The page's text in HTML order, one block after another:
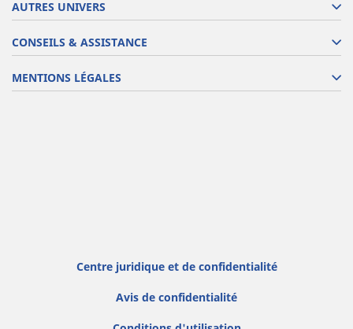
AUTRES UNIVERS
CONSEILS & ASSISTANCE
MENTIONS LÉGALES
Centre juridique et de confidentialité
Avis de confidentialité